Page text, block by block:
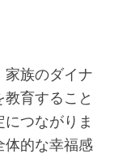
族のダイナ
育すること
つながりま
体的な幸福感